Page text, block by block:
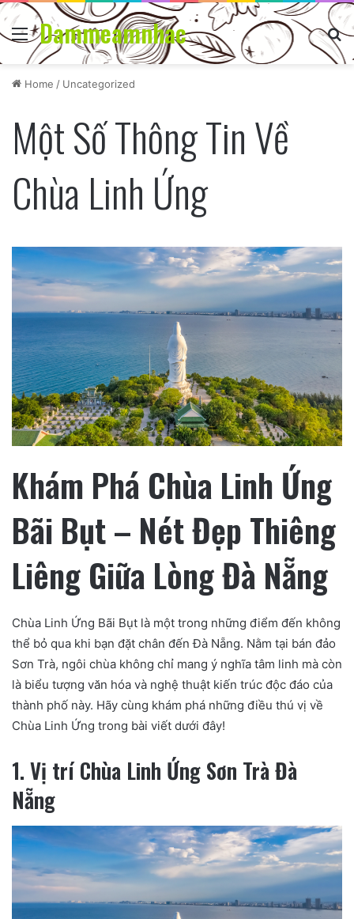
Menu
Dammeamnhac
Home / Uncategorized
Một Số Thông Tin Về
Chùa Linh Ứng
Khám Phá Chùa Linh Ứng
Bãi Bụt – Nét Đẹp Thiêng
Liêng Giữa Lòng Đà Nẵng
Chùa Linh Ứng Bãi Bụt là một trong những điểm đến không
thể bỏ qua khi bạn đặt chân đến Đà Nẵng. Nằm tại bán đảo
Sơn Trà, ngôi chùa không chỉ mang ý nghĩa tâm linh mà còn
là biểu tượng văn hóa và nghệ thuật kiến trúc độc đáo của
thành phố này. Hãy cùng khám phá những điều thú vị về
Chùa Linh Ứng trong bài viết dưới đây!
1. Vị trí Chùa Linh Ứng Sơn Trà Đà
Nẵng